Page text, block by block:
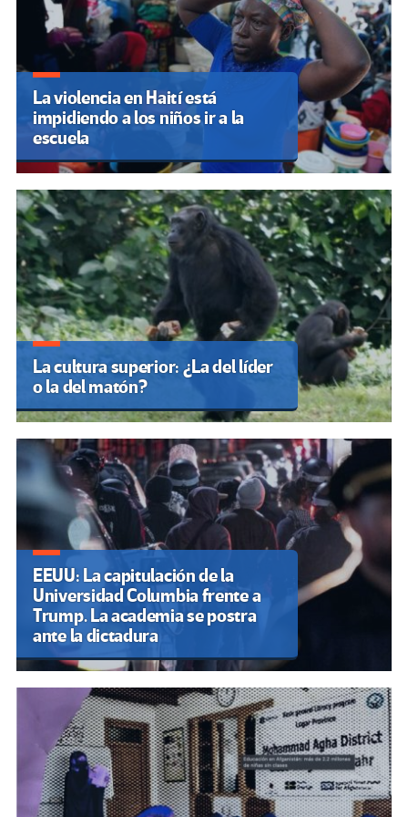
La violencia en Haití está
impidiendo a los niños ir a la
escuela
La cultura superior: ¿La del líder
o la del matón?
EEUU: La capitulación de la
Universidad Columbia frente a
Trump. La academia se postra
ante la dictadura